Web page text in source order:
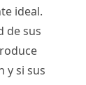
ideal.
de sus
y si sus